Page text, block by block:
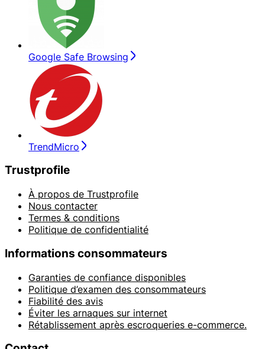
Google Safe Browsing
TrendMicro
Trustprofile
À propos de Trustprofile
Nous contacter
Termes & conditions
Politique de confidentialité
Informations consommateurs
Garanties de confiance disponibles
Politique d’examen des consommateurs
Fiabilité des avis
Éviter les arnaques sur internet
Rétablissement après escroqueries e-commerce.